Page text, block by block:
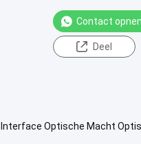
Contact
Deel
Optische Macht